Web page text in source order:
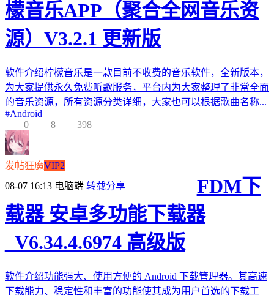
檬音乐APP（聚合全网音乐资
源）V3.2.1 更新版
软件介绍柠檬音乐是一款目前不收费的音乐软件，全新版本，
为大家提供永久免费听歌服务，平台内为大家整理了非常全面
的音乐资源，所有资源分类详细，大家也可以根据歌曲名称...
#Android
0
8 398
发帖狂魔VIP2
08-07 16:13 电脑端 转载分享
FDM下
载器 安卓多功能下载器
_V6.34.4.6974 高级版
软件介绍功能强大、使用方便的 Android 下载管理器。其高速
下载能力、稳定性和丰富的功能使其成为用户首选的下载工